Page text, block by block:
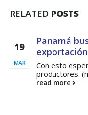
RELATED POSTS
Hace un
la asesoría...
read more